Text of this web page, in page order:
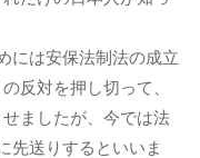
には安保法制法の成立
反対を押し切って、
ましたが、今では法
先送りするといいま